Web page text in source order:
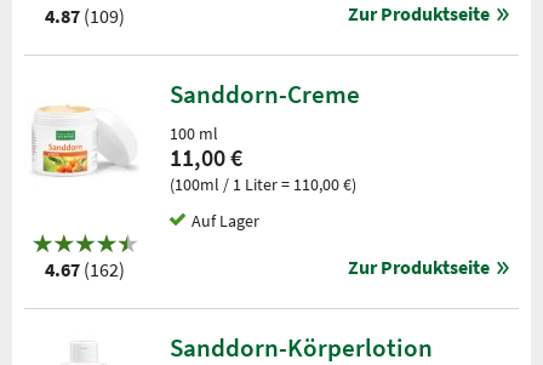
4.87 (109) Zur Produktseite
4.67 (162)
Sanddorn-Creme
100 ml
11,00 €
(100ml / 1 Liter = 110,00 €)
Auf Lager
Zur Produktseite
Sanddorn-Körperlotion